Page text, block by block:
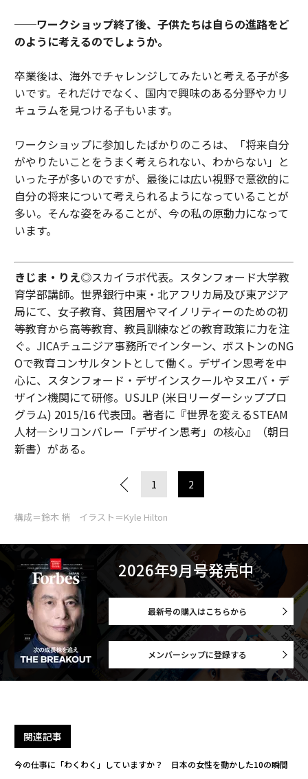
──ワークショップ終了後、子供たちは自らの進路をど
のように考えるのでしょうか。
卒業後は、海外でチャレンジしてみたいと考える子が多
いです。それだけでなく、国内で興味のある分野やカリ
キュラムを見つける子もいます。
ワークショップに参加したばかりのころは、「将来自分
がやりたいことをうまく考えられない、わからない」と
いった子が多いのですが、最後には広い視野で意欲的に
自分の将来について考えられるようになっていることが
多い。そんな姿をみることが、今の私の原動力になって
います。
きじま・りえ◎スカイラボ代表。スタンフォード大学教
育学部講師。世界銀行中東・北アフリカ局及び東アジア
局にて、女子教育、貧困層やマイノリティーのための初
等教育から高等教育、教員訓練などの教育政策に力を注
ぐ。JICAチュニジア事務所でインターン、ボストンのNG
Oで教育コンサルタントとして働く。デザイン思考を中
心に、スタンフォード・デザインスクールやヌエバ・デ
ザイン機関にて研修。USJLP (米日リーダーシッププロ
グラム) 2015/16 代表団。著者に『世界を変えるSTEAM
人材―シリコンバレー「デザイン思考」の核心』（朝日
新書）がある。
1 2
構成＝鈴木 梢 イラスト＝Kyle Hilton
2026年9月号発売中
最新号の購入はこちらから
メンバーシップに登録する
関連記事
今の仕事に「わくわく」していますか？ 日本の女性を動かした10の瞬間